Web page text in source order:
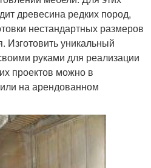
древесина редких пород,
нестандартных размеров
Изготовить уникальный
руками для реализации
проектов можно в
на арендованном